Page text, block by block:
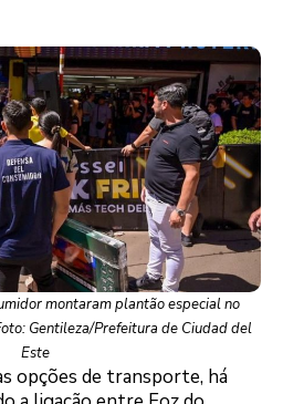
montaram plantão especial no
Gentileza/Prefeitura de Ciudad del
Este
opções de transporte, há